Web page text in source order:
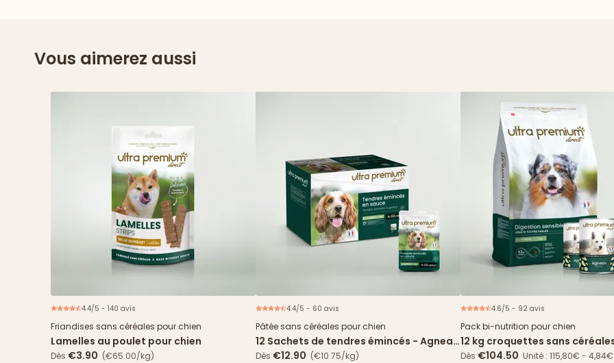
Vous aimerez aussi
4.4/5 - 140 avis
Friandises sans céréales pour chien
Lamelles au poulet pour chien
Dès €3.90 (€65.00/kg)
4.4/5 - 60 avis
Pâtée sans céréales pour chien
12 Sachets de tendres émincés - Agneau
& haricots verts
Dès €12.90 (€10.75/kg)
4.6/5 - 92 avis
Pack bi-nutrition pour chien
12 kg croquettes sans
Digestion Sensible + 24 boîtes
Dès €104.50 Unité : 115,80€ -